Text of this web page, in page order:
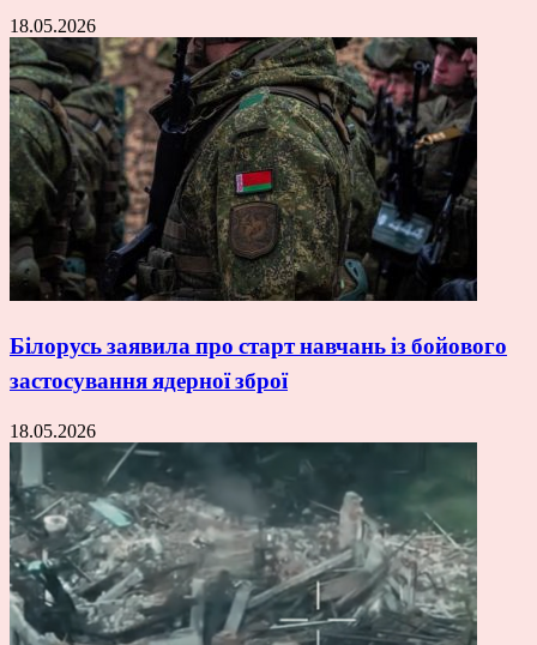
18.05.2026
Білорусь заявила про старт навчань із бойового
застосування ядерної зброї
18.05.2026